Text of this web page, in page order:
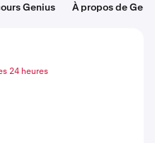
Genius À propos de
24 heures